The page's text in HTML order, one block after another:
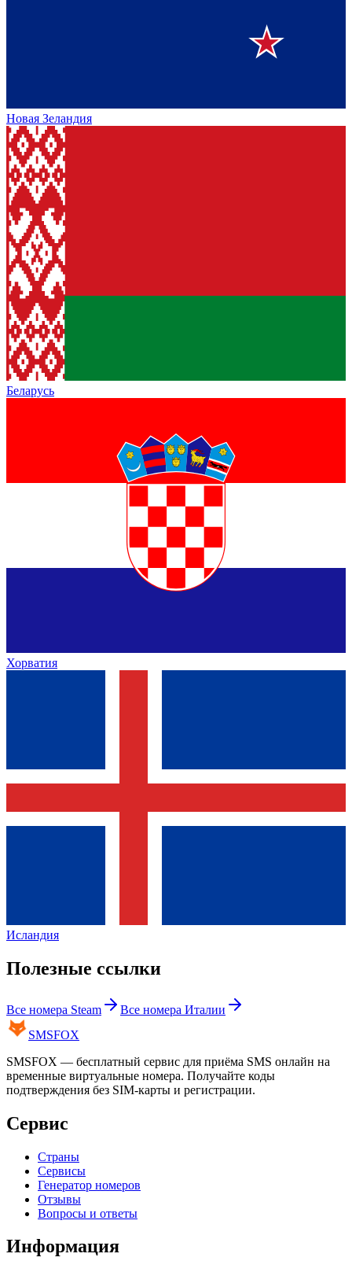
Новая Зеландия
Беларусь
Хорватия
Исландия
Полезные ссылки
Все номера Steam Все номера Италии
SMSFOX
SMSFOX — бесплатный сервис для приёма SMS онлайн на
временные виртуальные номера. Получайте коды
подтверждения без SIM-карты и регистрации.
Сервис
Страны
Сервисы
Генератор номеров
Отзывы
Вопросы и ответы
Информация